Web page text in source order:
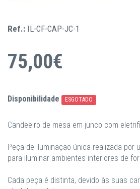
Ref.: IL-CF-CAP-JC-1
75,00€
Disponibilidade ESGOTADO
Candeeiro de mesa em junco com
Peça de iluminação única realizada por
para iluminar ambientes interiores de
Cada peça é distinta, devido às suas